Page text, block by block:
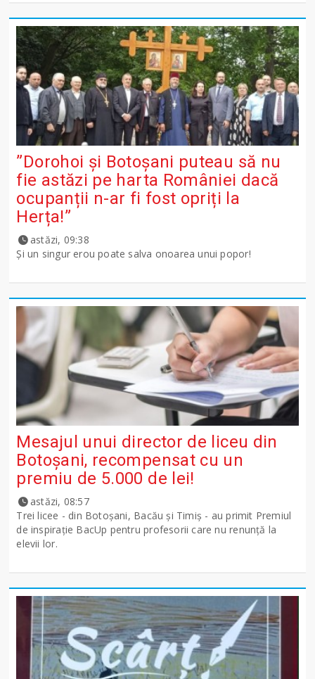
”Dorohoi și Botoșani puteau să nu
fie astăzi pe harta României dacă
ocupanții n-ar fi fost opriți la
Herța!”
astăzi, 09:38
Și un singur erou poate salva onoarea unui popor!
Mesajul unui director de liceu din
Botoșani, recompensat cu un
premiu de 5.000 de lei!
astăzi, 08:57
Trei licee - din Botoșani, Bacău și Timiș - au primit Premiul
de inspirație BacUp pentru profesorii care nu renunță la
elevii lor.